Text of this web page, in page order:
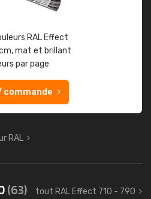
RAL Effect
mat et brillant
par page
commande
RAL
(63) tout RAL Effect 710 - 790